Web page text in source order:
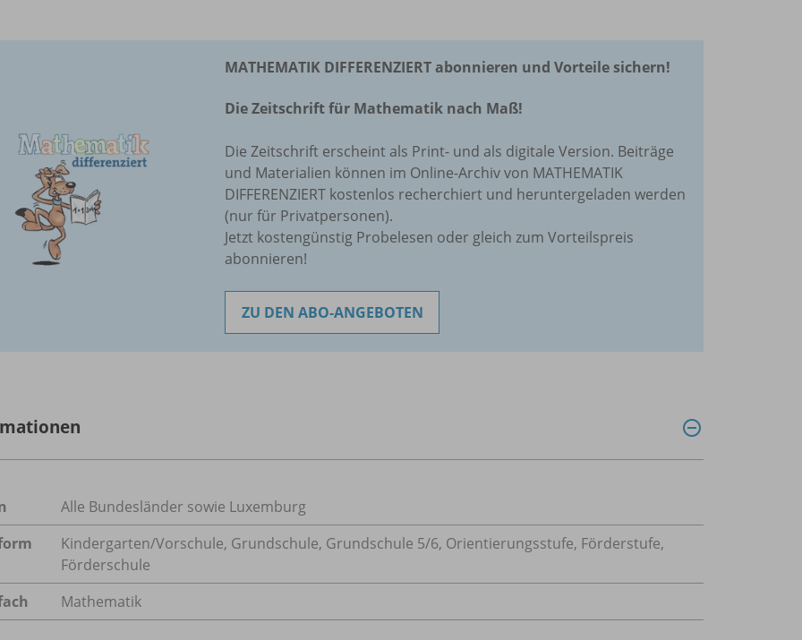
MATHEMATIK DIFFERENZIERT abonnieren und Vorteile sichern!
Die Zeitschrift für Mathematik nach Maß!
Die Zeitschrift erscheint als Print- und als digitale Version. Beiträge
und Materialien können im Online-Archiv von MATHEMATIK
DIFFERENZIERT kostenlos recherchiert und heruntergeladen werden
(nur für Privatpersonen).
Jetzt kostengünstig Probelesen oder gleich zum Vorteilspreis
abonnieren!
ZU DEN ABO-ANGEBOTEN
Alle Bundesländer sowie Luxemburg
Kindergarten/Vorschule, Grundschule, Grundschule 5/6, Orientierungsstufe, Förderstufe,
Förderschule
Mathematik